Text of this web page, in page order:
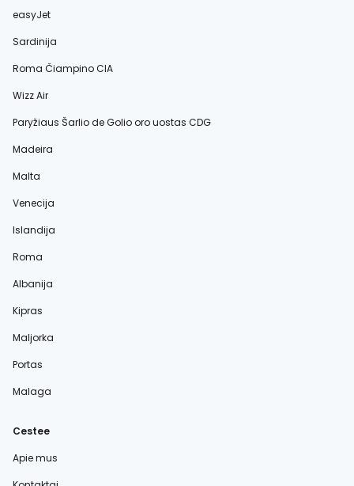
easyJet
Sardinija
Roma Čiampino CIA
Wizz Air
Paryžiaus Šarlio de Golio oro uostas CDG
Madeira
Malta
Venecija
Islandija
Roma
Albanija
Kipras
Maljorka
Portas
Malaga
Cestee
Apie mus